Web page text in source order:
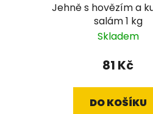
Jehně s hovězím a
salám 1 kg
Skladem
81 Kč
DO KOŠÍKU